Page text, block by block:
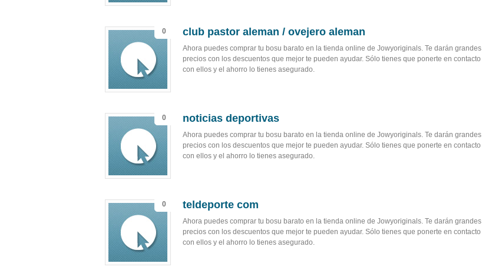
0 club pastor aleman / ovejero aleman
Ahora puedes comprar tu bosu barato en la tienda online de Jowyoriginals. Te darán grandes
precios con los descuentos que mejor te pueden ayudar. Sólo tienes que ponerte en contacto
con ellos y el ahorro lo tienes asegurado.
0 noticias deportivas
Ahora puedes comprar tu bosu barato en la tienda online de Jowyoriginals. Te darán grandes
precios con los descuentos que mejor te pueden ayudar. Sólo tienes que ponerte en contacto
con ellos y el ahorro lo tienes asegurado.
0 teldeporte com
Ahora puedes comprar tu bosu barato en la tienda online de Jowyoriginals. Te darán grandes
precios con los descuentos que mejor te pueden ayudar. Sólo tienes que ponerte en contacto
con ellos y el ahorro lo tienes asegurado.